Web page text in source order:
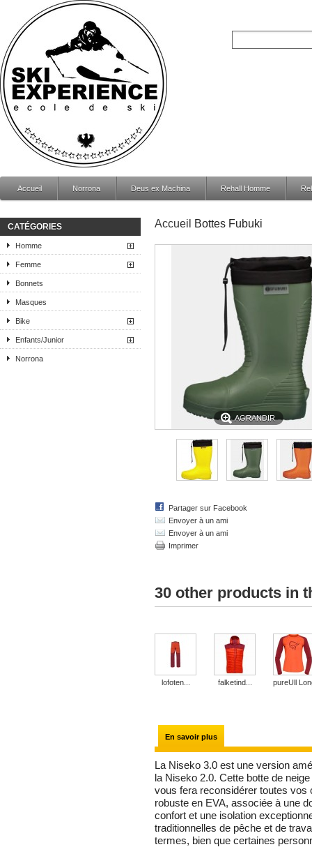
Accueil Norrona Deus ex Machina Rehall Homme
CATÉGORIES
Homme
Femme
Bonnets
Masques
Bike
Enfants/Junior
Norrona
Accueil Bottes Fubuki
AGRANDIR
Partager sur Facebook
Envoyer à un ami
Envoyer à un ami
Imprimer
30 other products in
lofoten... falketind... pureUll
En savoir plus
La Niseko 3.0 est une version
la Niseko 2.0. Cette botte de
vous fera reconsidérer toutes vos
robuste en EVA, associée à une
confort et une isolation
traditionnelles de pêche et de
termes, bien que certaines